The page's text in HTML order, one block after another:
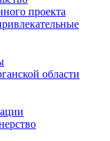
проекта
области